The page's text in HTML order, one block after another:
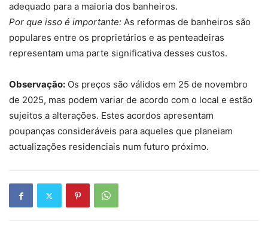
adequado para a maioria dos banheiros.
Por que isso é importante: As reformas de banheiros são
populares entre os proprietários e as penteadeiras
representam uma parte significativa desses custos.
Observação: Os preços são válidos em 25 de novembro
de 2025, mas podem variar de acordo com o local e estão
sujeitos a alterações. Estes acordos apresentam
poupanças consideráveis ​​para aqueles que planeiam
actualizações residenciais num futuro próximo.